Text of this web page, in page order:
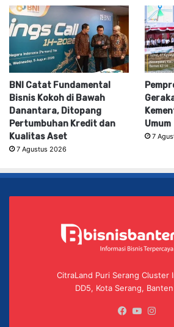
BNI Catat Fundamental
Bisnis Kokoh di Bawah
Danantara, Ditopang
Pertumbuhan Kredit dan
Kualitas Aset
7 Agustus 2026
Umum
7
CitraLand Puri Serang Cluster
DD5, Kota Serang,
Facebook